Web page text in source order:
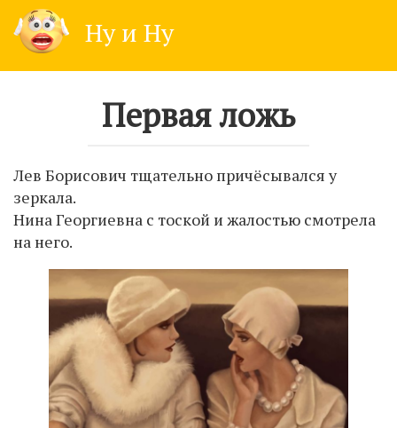
content
Ну и Ну
Первая ложь
Лев Борисович тщательно причёсывался у
зеркала.
Нина Георгиевна с тоской и жалостью смотрела
на него.